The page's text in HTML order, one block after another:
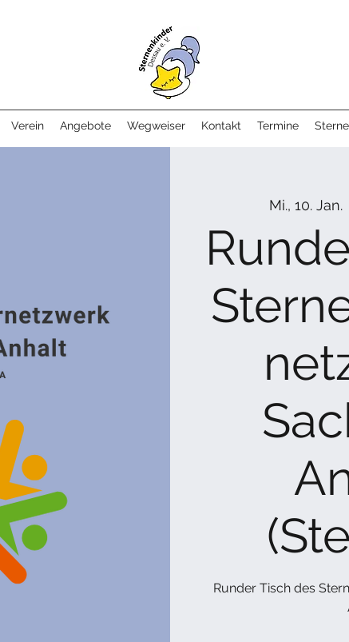
Verein Angebote Wegweiser Kontakt Termine
Mi., 10. Jan.
Runder Tisch des